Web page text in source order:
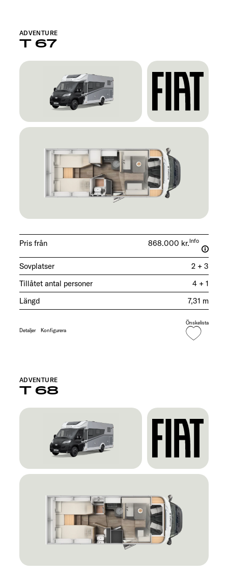
T 67
ADVENTURE
Pris från 868.000 kr.Info
Sovplatser
2 + 3
Tillåtet antal personer
4 + 1
Längd
7,31 m
Detaljer Konfigurera
Önskelista
T 68
ADVENTURE